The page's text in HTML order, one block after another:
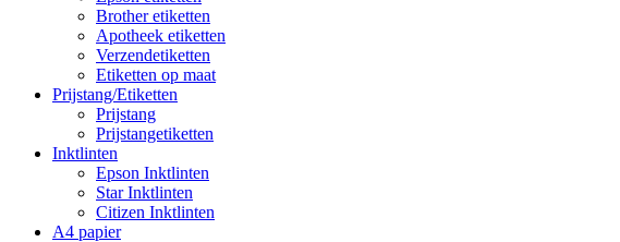
Brother etiketten
Apotheek etiketten
Verzendetiketten
Etiketten op maat
Prijstang/Etiketten
Prijstang
Prijstangetiketten
Inktlinten
Epson Inktlinten
Star Inktlinten
Citizen Inktlinten
A4 papier